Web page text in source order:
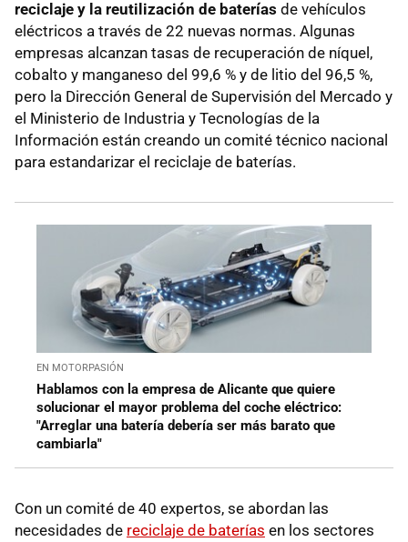
reciclaje y la reutilización de baterías de vehículos
eléctricos a través de 22 nuevas normas. Algunas
empresas alcanzan tasas de recuperación de níquel,
cobalto y manganeso del 99,6 % y de litio del 96,5 %,
pero la Dirección General de Supervisión del Mercado y
el Ministerio de Industria y Tecnologías de la
Información están creando un comité técnico nacional
para estandarizar el reciclaje de baterías.
EN MOTORPASIÓN
Hablamos con la empresa de Alicante que quiere
solucionar el mayor problema del coche eléctrico:
"Arreglar una batería debería ser más barato que
cambiarla"
Con un comité de 40 expertos, se abordan las
necesidades de reciclaje de baterías en los sectores